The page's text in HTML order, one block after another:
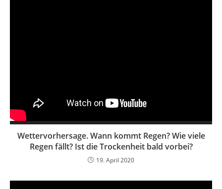
Wettervorhersage. Wann kommt Regen? Wie viele
Regen fällt? Ist die Trockenheit bald vorbei?
19. April 2020